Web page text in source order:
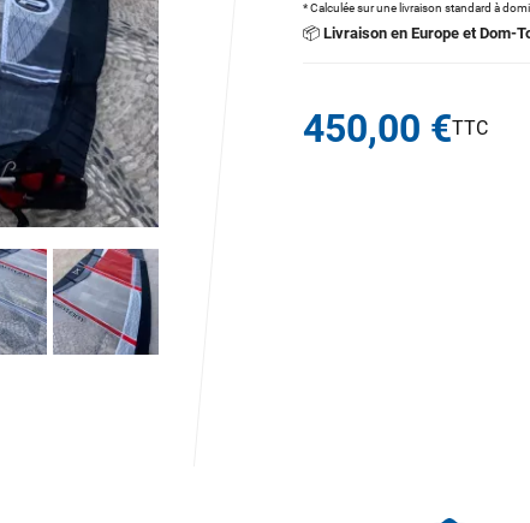
* Calculée sur une livraison standard à
📦 Livraison en Europe et Dom-
450,00 €